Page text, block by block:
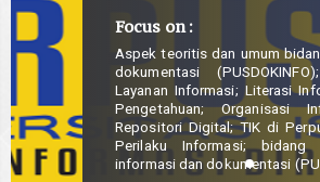
Content
Sidebar
Focus on :
Aspek teoritis dan umum bidang
dokumentasi (PUSDOKINFO);
Layanan Informasi; Literasi Informasi
Pengetahuan; Organisasi Informasi;
Repositori Digital; TIK di Perpustakaan;
Perilaku Informasi; bidang studi
informasi dan dokumentasi